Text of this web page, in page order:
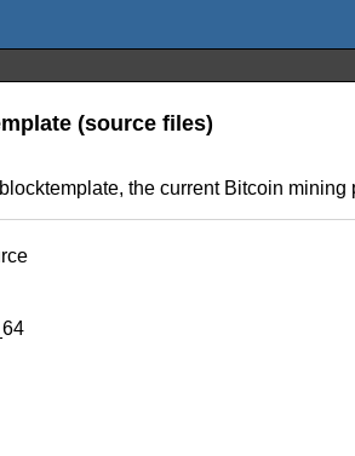
(source files)
the current Bitcoin mining